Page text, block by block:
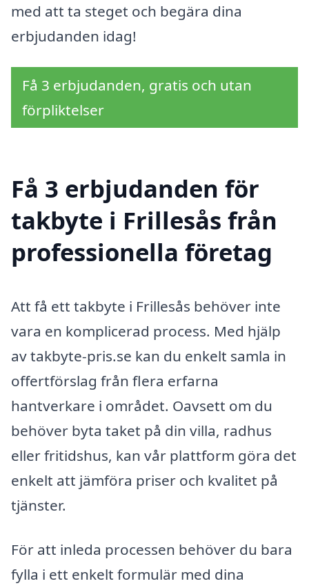
med att ta steget och begära dina
erbjudanden idag!
Få 3 erbjudanden, gratis och utan
förpliktelser
Få 3 erbjudanden för
takbyte i Frillesås från
professionella företag
Att få ett takbyte i Frillesås behöver inte
vara en komplicerad process. Med hjälp
av takbyte-pris.se kan du enkelt samla in
offertförslag från flera erfarna
hantverkare i området. Oavsett om du
behöver byta taket på din villa, radhus
eller fritidshus, kan vår plattform göra det
enkelt att jämföra priser och kvalitet på
tjänster.
För att inleda processen behöver du bara
fylla i ett enkelt formulär med dina